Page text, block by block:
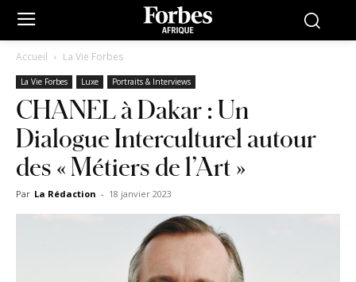
Accueil La Vie Forbes
La Vie Forbes Luxe Portraits & Interviews
CHANEL à Dakar : Un
Dialogue Interculturel autour
des « Métiers de l’Art »
Par La Rédaction - 18 janvier 2023